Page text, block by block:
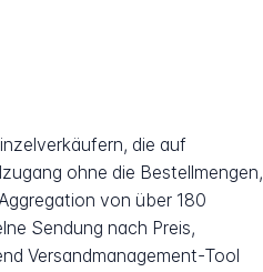
die auf
ohne die Bestellmengen,
von über 180
Sendung nach Preis,
Versandmanagement-Tool